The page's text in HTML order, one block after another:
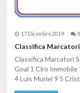
17 Dicembre 2019 0
Classifica
Classifica Marcatori
Goal 1 Ciro Immobile
4 Luis Muriel 9 5